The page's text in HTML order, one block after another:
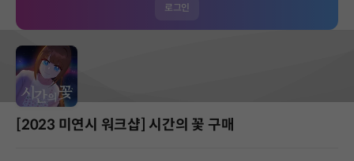
로그인
[2023 미연시 워크샵] 시간의 꽃 구매